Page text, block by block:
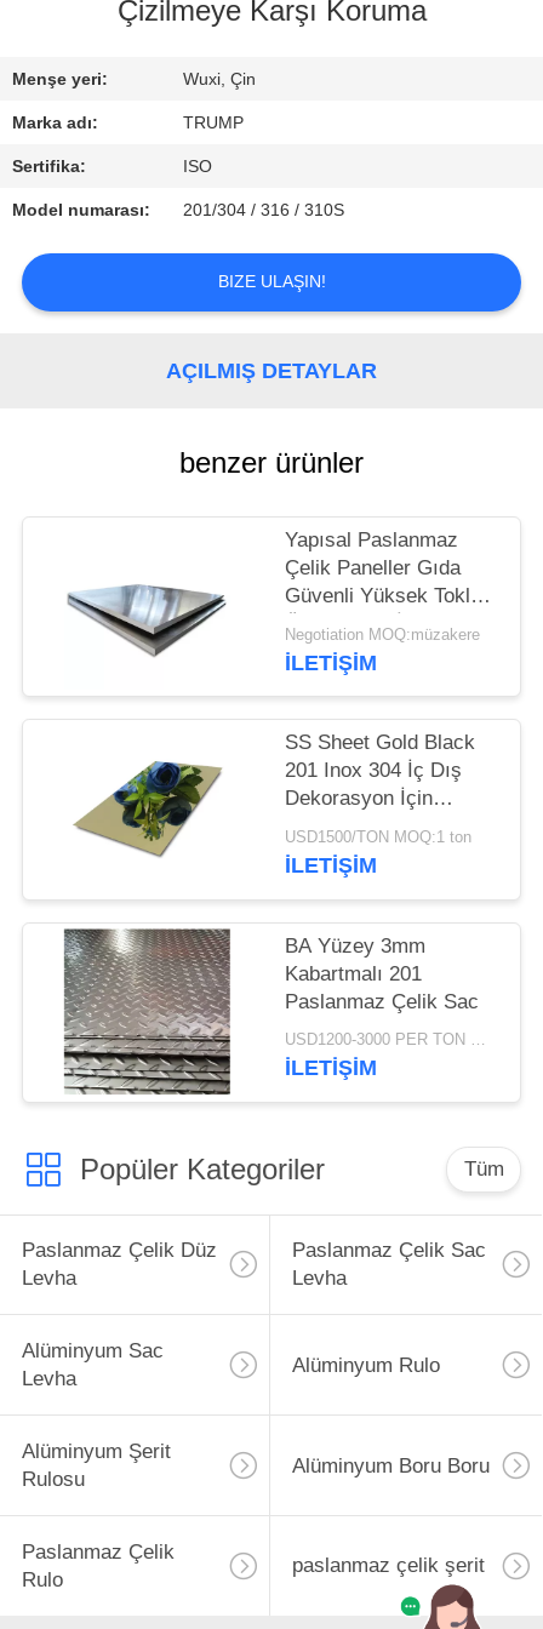
BIZIMLE
İLETIŞIM
İNDIRIM
İSTE
Çizilmeye Karşı Koruma
Menşe yeri: Wuxi, Çin
Marka adı: TRUMP
Sertifika: ISO
Model numarası: 201/304 / 316 / 310S
BIZE ULAŞIN!
AÇILMIŞ DETAYLAR
benzer ürünler
Yapısal Paslanmaz
Çelik Paneller Gıda
Güvenli Yüksek Tokluk
Özel Yüzey İşlem
Negotiation MOQ:müzakere
İLETİŞİM
SS Sheet Gold Black
201 Inox 304 İç Dış
Dekorasyon İçin
Paslanmaz Çelik Ayna
Levhası
USD1500/TON MOQ:1 ton
İLETİŞİM
BA Yüzey 3mm
Kabartmalı 201
Paslanmaz Çelik Sac
USD1200-3000 PER TON MOQ:1TON
İLETİŞİM
Popüler Kategoriler Tüm
Paslanmaz Çelik Düz
Levha
Paslanmaz Çelik Sac
Levha
Alüminyum Sac
Levha
Alüminyum Rulo
Alüminyum Şerit
Rulosu
Alüminyum Boru Boru
Paslanmaz Çelik
Rulo
paslanmaz çelik şerit